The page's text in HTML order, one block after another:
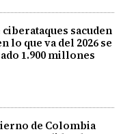
sacuden
lo que va del 2026 se
1.900 millones
de Colombia